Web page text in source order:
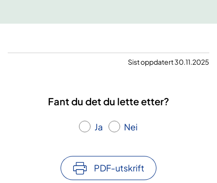
Sist oppdatert 30.11.2025
Fant du det du lette etter?
Ja Nei
PDF-utskrift